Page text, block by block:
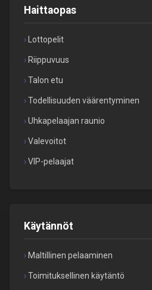
Haittaopas
Lottopelit
Riippuvuus
Talon etu
Todellisuuden väärentyminen
Uhkapelaajan raunio
Valevoitot
VIP-pelaajat
Käytännöt
Maltillinen pelaaminen
Toimituksellinen käytäntö